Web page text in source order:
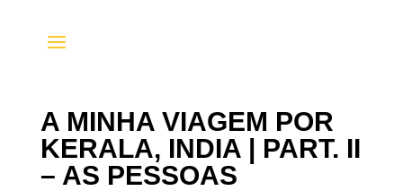
A MINHA VIAGEM POR
KERALA, INDIA | PART. II
– AS PESSOAS